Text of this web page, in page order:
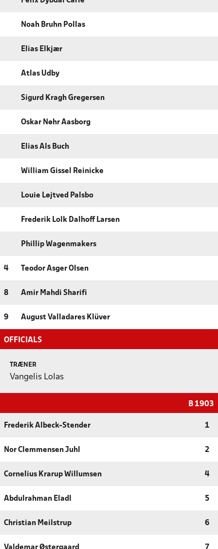
Noah Bruhn Pollas
Elias Elkjær
Atlas Udby
Sigurd Kragh Gregersen
Oskar Nøhr Aasborg
Elias Als Buch
William Gissel Reinicke
Louie Løjtved Palsbo
Frederik Lolk Dalhoff Larsen
Phillip Wagenmakers
4 Teodor Asger Olsen
8 Amir Mahdi Sharifi
9 August Valladares Klüver
OFFICIALS
TRÆNER
Vangelis Lolas
B 1903
Frederik Albeck-Stender 1
Nor Clemmensen Juhl 2
Cornelius Krarup Willumsen 4
Abdulrahman Eladl 5
Christian Meilstrup 6
Valdemar Østergaard 7